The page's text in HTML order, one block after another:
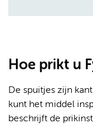
Hoe prikt u
De spuitjes zijn
kunt het middel
beschrijft de